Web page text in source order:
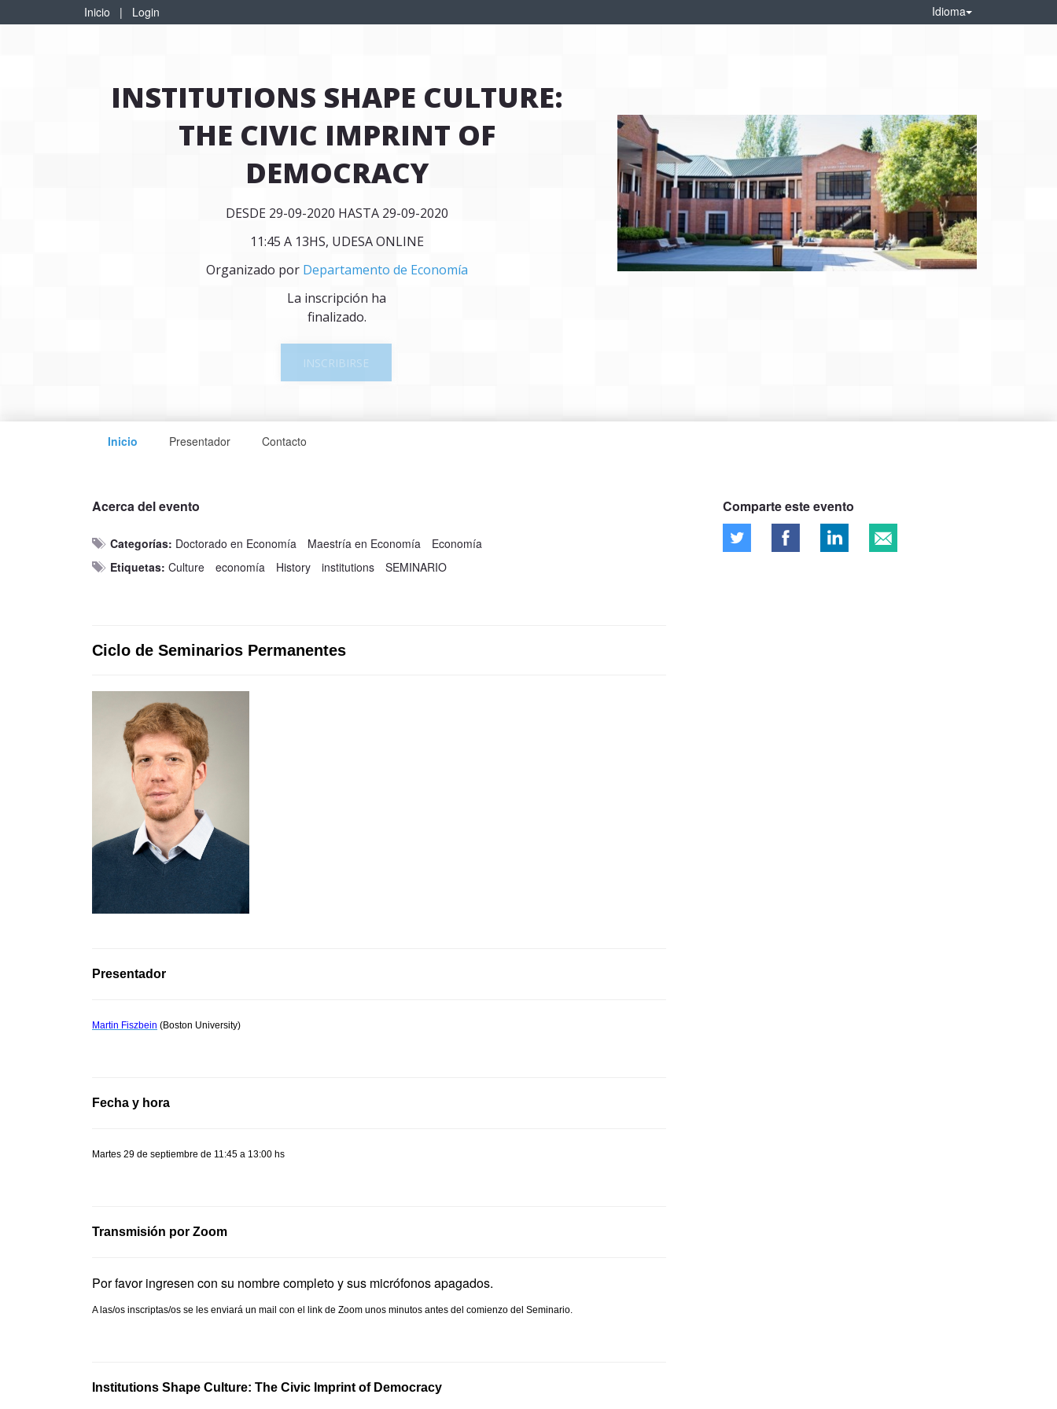
Inicio | Login Idioma
INSTITUTIONS SHAPE CULTURE:
THE CIVIC IMPRINT OF
DEMOCRACY
DESDE 29-09-2020 HASTA 29-09-2020
11:45 A 13HS, UDESA ONLINE
Organizado por Departamento de Economía
La inscripción ha
finalizado.
INSCRIBIRSE
Inicio Presentador Contacto
Acerca del evento
Categorías: Doctorado en Economía Maestría en Economía
Economía
Etiquetas: Culture economía History institutions SEMINARIO
Ciclo de Seminarios Permanentes
Presentador
Martin Fiszbein (Boston University)
Fecha y hora
Martes 29 de septiembre de 11:45 a 13:00 hs
Transmisión por Zoom
Por favor ingresen con su nombre completo y sus micrófonos apagados.
A las/os inscriptas/os se les enviará un mail con el link de Zoom unos minutos antes del comienzo del Seminario.
Institutions Shape Culture: The Civic Imprint of Democracy
Comparte este evento